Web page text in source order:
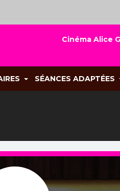
SÉANCES ADAPTÉES
Cinéma Alice